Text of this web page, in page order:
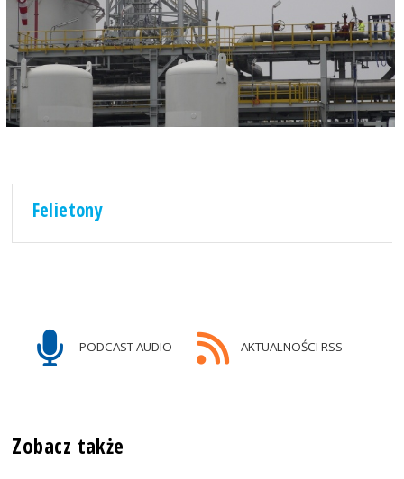
Felietony
PODCAST AUDIO AKTUALNOŚCI RSS
Zobacz także